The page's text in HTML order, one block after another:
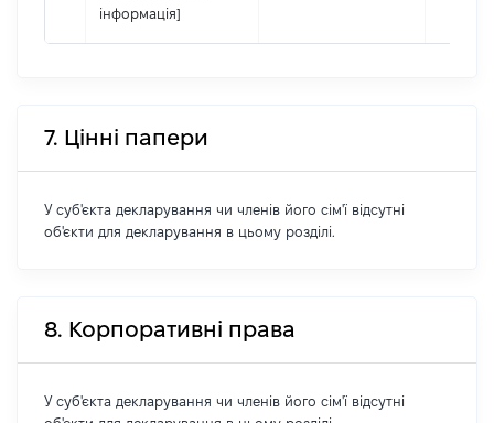
інформація]
7. Цінні папери
У суб'єкта декларування чи членів його сім'ї відсутні
об'єкти для декларування в цьому розділі.
8. Корпоративні права
У суб'єкта декларування чи членів його сім'ї відсутні